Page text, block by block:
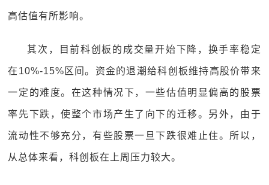
高估值有所影响。
其次，目前科创板的成交量开始下降，换手率稳定
在10%-15%区间。资金的退潮给科创板维持高股价带来
一定的难度。在这种情况下，一些估值明显偏高的股票
率先下跌，使整个市场产生了向下的迁移。另外，由于
流动性不够充分，有些股票一旦下跌很难止住。所以，
从总体来看，科创板在上周压力较大。